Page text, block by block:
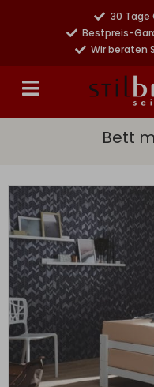
30
Bestpreis-
Wir beraten
Bett